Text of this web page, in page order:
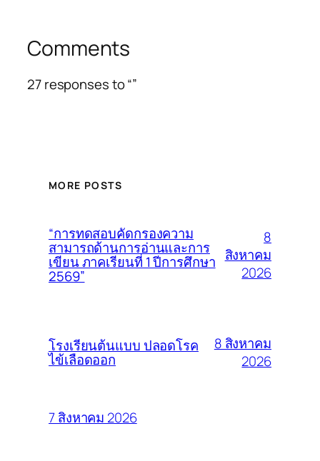
Comments
27 responses to “”
MORE POSTS
“การทดสอบคัดกรองความ
สามารถด้านการอ่านและการ
เขียน ภาคเรียนที่ 1 ปีการศึกษา
2569”
8
สิงหาคม
2026
โรงเรียนต้นแบบ ปลอดโรค
ไข้เลือดออก
8 สิงหาคม
2026
7 สิงหาคม 2026